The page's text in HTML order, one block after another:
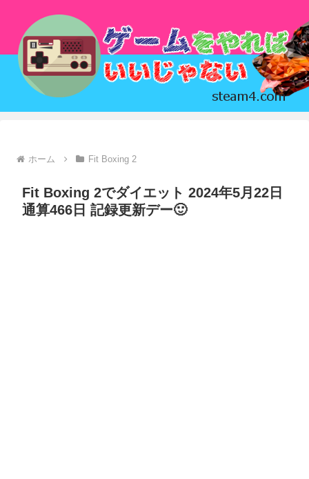
ホーム Fit Boxing 2
Fit Boxing 2でダイエット 2024年5月22日
通算466日 記録更新デー🙂